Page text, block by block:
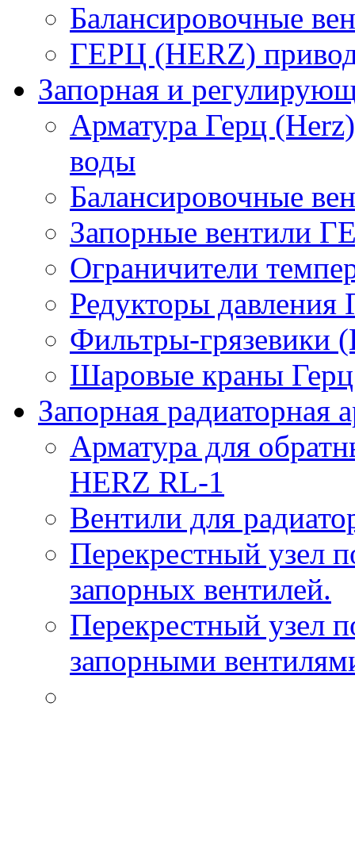
Балансировочные
ГЕРЦ (HERZ)
Запорная и
Арматура Герц
воды
Балансировочные
Запорные вентили
Ограничители
Редукторы
Фильтры-грязевики
Шаровые краны
Запорная радиаторная
Арматура для
HERZ RL-1
Вентили для
Перекрестный узел
запорных вентилей.
Перекрестный узел
запорными